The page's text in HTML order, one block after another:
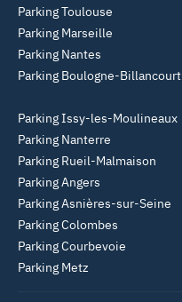
Parking Toulouse
Parking Marseille
Parking Nantes
Parking Boulogne-Billancourt
Parking Issy-les-Moulineaux
Parking Nanterre
Parking Rueil-Malmaison
Parking Angers
Parking Asnières-sur-Seine
Parking Colombes
Parking Courbevoie
Parking Metz